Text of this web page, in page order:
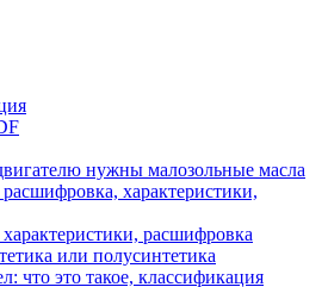
нужны малозольные масла
характеристики,
расшифровка
или полусинтетика
что это такое, классификация